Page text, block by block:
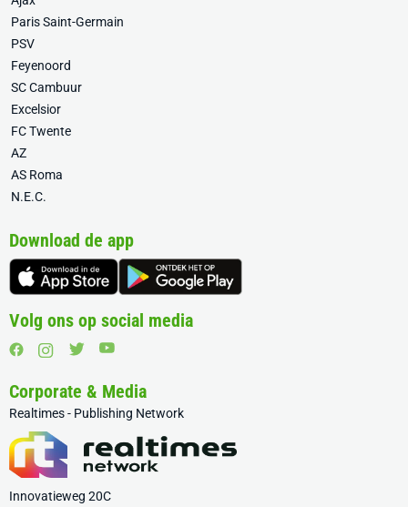
Paris Saint-Germain
PSV
Feyenoord
SC Cambuur
Excelsior
FC Twente
AZ
AS Roma
N.E.C.
Download de app
Volg ons op social media
Corporate & Media
Realtimes - Publishing Network
Innovatieweg 20C